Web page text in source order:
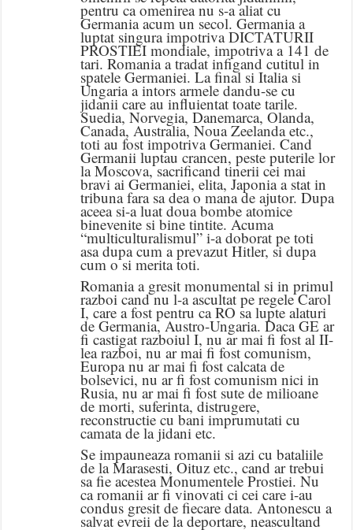
pentru ca omenirea nu s-a aliat cu
Germania acum un secol. Germania a
luptat singura impotriva DICTATURII
PROSTIEI mondiale, impotriva a 141 de
tari. Romania a tradat infigand cutitul in
spatele Germaniei. La final si Italia si
Ungaria a intors armele dandu-se cu
jidanii care au influientat toate tarile.
Suedia, Norvegia, Danemarca, Olanda,
Canada, Australia, Noua Zeelanda etc.,
toti au fost impotriva Germaniei. Cand
Germanii luptau crancen, peste puterile lor
la Moscova, sacrificand tinerii cei mai
bravi ai Germaniei, elita, Japonia a stat in
tribuna fara sa dea o mana de ajutor. Dupa
aceea si-a luat doua bombe atomice
binevenite si bine tintite. Acuma
“multiculturalismul” i-a doborat pe toti
asa dupa cum a prevazut Hitler, si dupa
cum o si merita toti.
Romania a gresit monumental si in primul
razboi cand nu l-a ascultat pe regele Carol
I, care a fost pentru ca RO sa lupte alaturi
de Germania, Austro-Ungaria. Daca GE ar
fi castigat razboiul I, nu ar mai fi fost al II-
lea razboi, nu ar mai fi fost comunism,
Europa nu ar mai fi fost calcata de
bolsevici, nu ar fi fost comunism nici in
Rusia, nu ar mai fi fost sute de milioane
de morti, suferinta, distrugere,
reconstructie cu bani imprumutati cu
camata de la jidani etc.
Se impauneaza romanii si azi cu bataliile
de la Marasesti, Oituz etc., cand ar trebui
sa fie acestea Monumentele Prostiei. Nu
ca romanii ar fi vinovati ci cei care i-au
condus gresit de fiecare data. Antonescu a
salvat evreii de la deportare, neascultand